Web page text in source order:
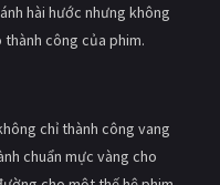
hài hước nhưng không
công của phim.
chỉ thành công vang
chuẩn mực vàng cho